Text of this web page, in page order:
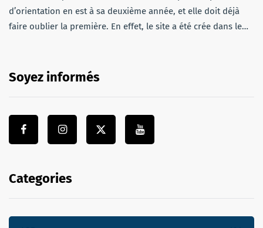
d’orientation en est à sa deuxième année, et elle doit déjà
faire oublier la première. En effet, le site a été crée dans le…
Soyez informés
Categories